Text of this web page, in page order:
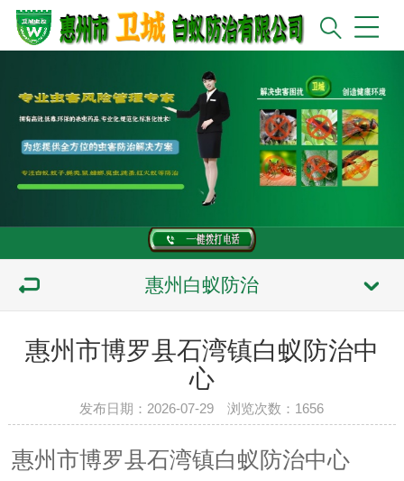
惠州白蚁防治
惠州市博罗县石湾镇白蚁防治中
心
发布日期：2026-07-29 浏览次数： 1656
惠州市博罗县石湾镇白蚁防治中心